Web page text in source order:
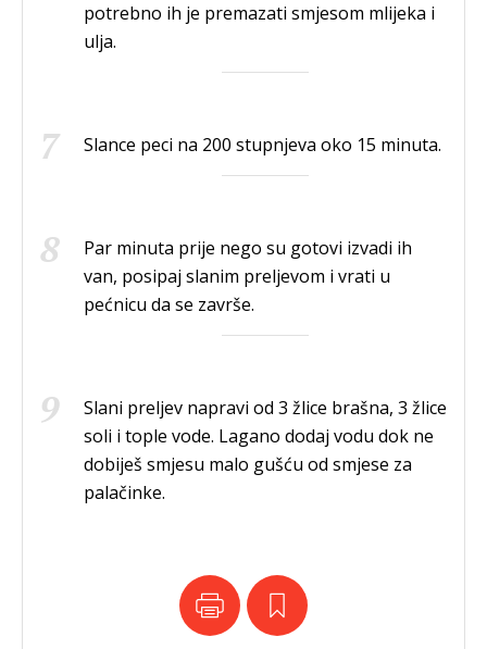
potrebno ih je premazati smjesom mlijeka i
ulja.
Slance peci na 200 stupnjeva oko 15 minuta.
Par minuta prije nego su gotovi izvadi ih
van, posipaj slanim preljevom i vrati u
pećnicu da se završe.
Slani preljev napravi od 3 žlice brašna, 3 žlice
soli i tople vode. Lagano dodaj vodu dok ne
dobiješ smjesu malo gušću od smjese za
palačinke.